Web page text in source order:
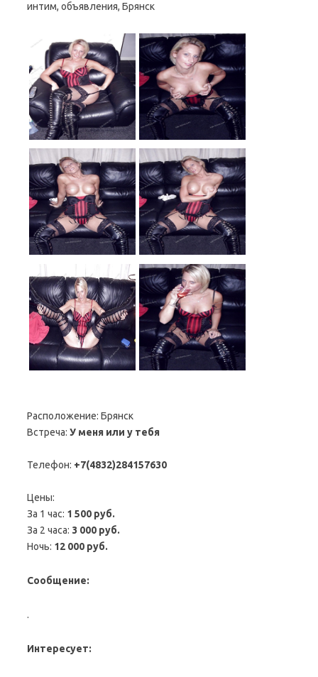
интим, объявления, Брянск
Расположение: Брянск
Встреча: У меня или у тебя
Телефон: +7(4832)284157630
Цены:
За 1 час: 1 500 руб.
За 2 часа: 3 000 руб.
Ночь: 12 000 руб.
Сообщение:
.
Интересует: